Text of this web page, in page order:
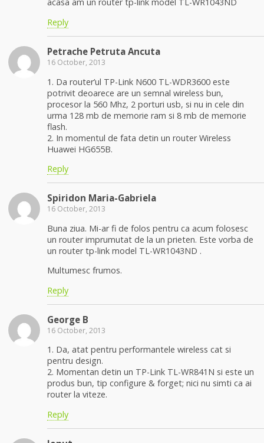
acasa am un router tp-link model TL-WR1043ND
Reply
Petrache Petruta Ancuta
16 October, 2013
1. Da router’ul TP-Link N600 TL-WDR3600 este
potrivit deoarece are un semnal wireless bun,
procesor la 560 Mhz, 2 porturi usb, si nu in cele din
urma 128 mb de memorie ram si 8 mb de memorie
flash.
2. In momentul de fata detin un router Wireless
Huawei HG655B.
Reply
Spiridon Maria-Gabriela
16 October, 2013
Buna ziua. Mi-ar fi de folos pentru ca acum folosesc
un router imprumutat de la un prieten. Este vorba de
un router tp-link model TL-WR1043ND .
Multumesc frumos.
Reply
George B
16 October, 2013
1. Da, atat pentru performantele wireless cat si
pentru design.
2. Momentan detin un TP-Link TL-WR841N si este un
produs bun, tip configure & forget; nici nu simti ca ai
router la viteze.
Reply